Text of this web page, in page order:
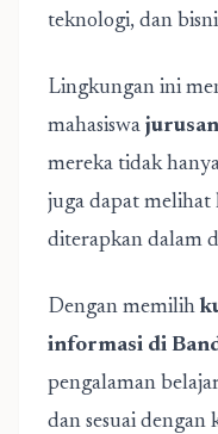
teknologi, dan
Lingkungan ini
mahasiswa
mereka tidak
juga dapat melihat
diterapkan dalam
Dengan memilih
informasi di
pengalaman
dan sesuai dengan